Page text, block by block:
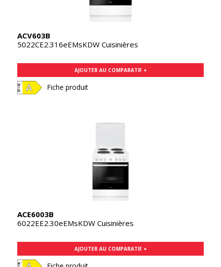
ACV603B
5022CE2.316eEMsKDW Cuisinières
AJOUTER AU COMPARATIF +
Fiche produit
ACE6003B
6022EE2.30eEMsKDW Cuisinières
AJOUTER AU COMPARATIF +